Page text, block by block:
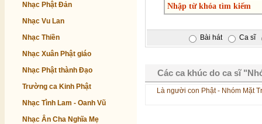
Nhạc Phật Đản
Nhạc Vu Lan
Nhạc Thiền
Nhạc Xuân Phật giáo
Nhạc Phật thành Đạo
Trường ca Kinh Phật
Nhạc Tình Lam - Oanh Vũ
Nhạc Ân Cha Nghĩa Mẹ
Bài hát Ca sĩ
Các ca khúc do ca sĩ
Là người con Phật - Nhóm Mặt